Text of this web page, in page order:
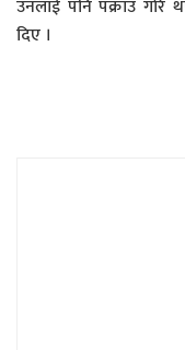
उनलाई पनि पक्राउ गरि
दिए ।